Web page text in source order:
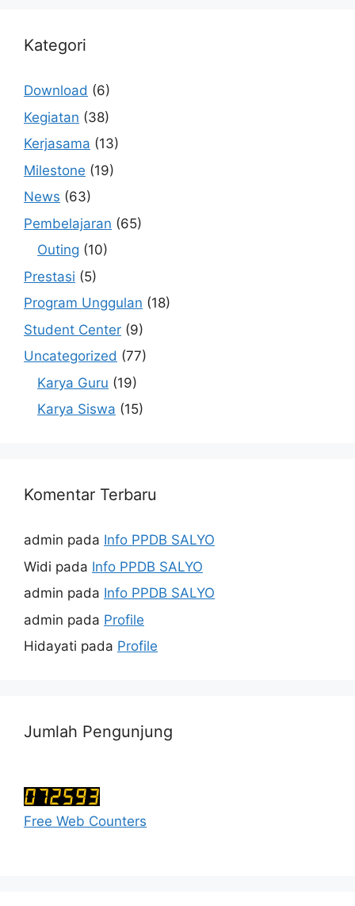
Kategori
Download (6)
Kegiatan (38)
Kerjasama (13)
Milestone (19)
News (63)
Pembelajaran (65)
Outing (10)
Prestasi (5)
Program Unggulan (18)
Student Center (9)
Uncategorized (77)
Karya Guru (19)
Karya Siswa (15)
Komentar Terbaru
admin pada Info PPDB SALYO
Widi pada Info PPDB SALYO
admin pada Info PPDB SALYO
admin pada Profile
Hidayati pada Profile
Jumlah Pengunjung
Free Web Counters